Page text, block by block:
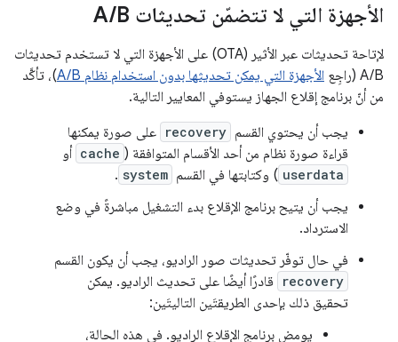
الأجهزة التي لا تتضمّن تحديثات A /B
لإتاحة تحديثات عبر الأثير (OTA) على الأجهزة التي لا تستخدم تحديثات
A/B (راجِع
الأجهزة التي يمكن تحديثها بدون استخدام نظام A/B
)، تأكَّد
من أنّ برنامج إقلاع الجهاز يستوفي المعايير التالية.
يجب أن يحتوي القسم recovery على صورة يمكنها
قراءة صورة نظام من أحد الأقسام المتوافقة ( cache أو
userdata ) وكتابتها في القسم system
.
يجب أن يتيح برنامج الإقلاع بدء التشغيل مباشرةً في وضع
الاسترداد.
في حال توفّر تحديثات صور الراديو، يجب أن يكون القسم
recovery
قادرًا أيضًا على تحديث الراديو. يمكن
تحقيق ذلك بإحدى الطريقتَين التاليتَين:
يومض برنامج الإقلاع الراديو. في هذه الحالة،